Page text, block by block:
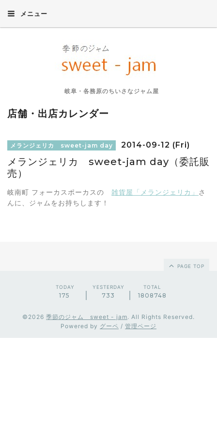
メニュー
岐阜・各務原のちいさなジャム屋
店舗・出店カレンダー
メランジェリカ sweet-jam day 2014-09-12 (Fri)
メランジェリカ sweet-jam day（委託販
売）
岐南町 フォーカスポーカスの 雑貨屋「メランジェリカ」
さ
んに、ジャムをお持ちします！
PAGE TOP
TODAY
175
YESTERDAY
733
TOTAL
1808748
©2026 季節のジャム sweet - jam. All Rights Reserved.
Powered by グーペ / 管理ページ